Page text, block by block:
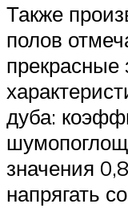
Также
полов
дуба:
значения
напрягать